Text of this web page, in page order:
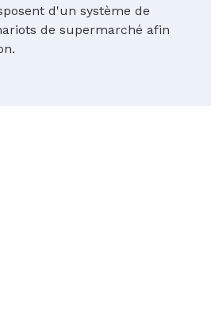
d'un système de
de supermarché afin